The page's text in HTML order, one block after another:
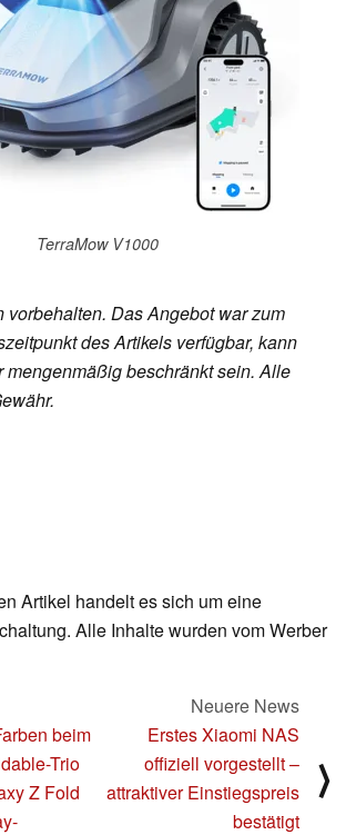
TerraMow V1000
vorbehalten. Das Angebot war zum
des Artikels verfügbar, kann
mengenmäßig beschränkt sein. Alle
Artikel handelt es sich um eine
Alle Inhalte wurden vom Werber
beim
Trio
Z Fold
Neuere News
Erstes Xiaomi NAS
offiziell vorgestellt –
attraktiver Einstiegspreis
bestätigt
⟩